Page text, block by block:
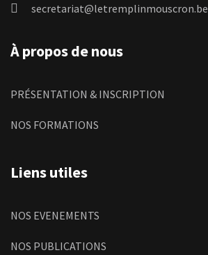
secretariat@letremplinmouscron.be
À propos de nous
PRÉSENTATION & INSCRIPTION
NOS FORMATIONS
Liens utiles
NOS EVENEMENTS
NOS PUBLICATIONS